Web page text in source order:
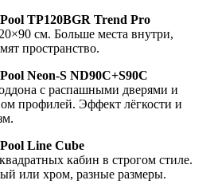
TP120BGR Trend Pro
см. Больше места внутри,
пространство.
Neon-S ND90C+S90C
с распашными дверями и
профилей. Эффект лёгкости и
Line Cube
кабин в строгом стиле.
или хром, разные размеры.